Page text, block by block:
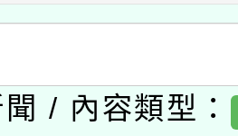
動專業研習
─人工智慧
養講師名單
容與教學軟
/ 內容類型：